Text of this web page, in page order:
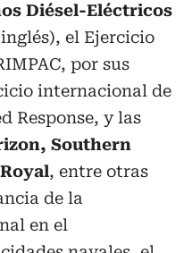
Diésel-Eléctricos
el Ejercicio
por sus
internacional de
Response, y las
Southern
, entre otras
de la
en el